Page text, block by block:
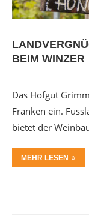
BEIM WINZER
Das Hofgut
Franken ein.
bietet der
MEHR LESEN